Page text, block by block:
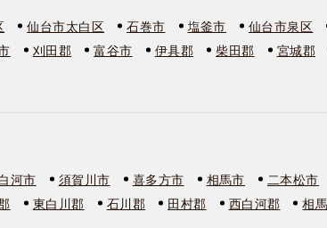
仙台市太白区 石巻市 塩釜市 仙台市泉区
刈田郡 富谷市 伊具郡 柴田郡 宮城郡
河市 須賀川市 喜多方市 相馬市 二本松市
東白川郡 石川郡 田村郡 西白河郡 相